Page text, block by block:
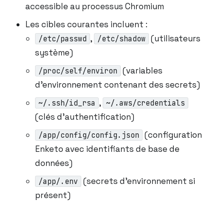
accessible au processus Chromium
Les cibles courantes incluent :
/etc/passwd , /etc/shadow (utilisateurs
système)
/proc/self/environ
(variables
d’environnement contenant des secrets)
~/.ssh/id_rsa , ~/.aws/credentials
(clés d’authentification)
/app/config/config.json
(configuration
Enketo avec identifiants de base de
données)
/app/.env
(secrets d’environnement si
présent)